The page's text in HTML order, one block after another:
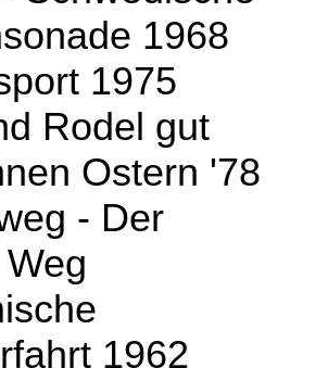
1968
1975
Rodel gut
Ostern '78
- Der
1962